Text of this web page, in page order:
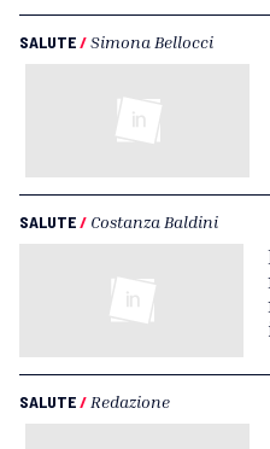
SALUTE/Simona Bellocci
SALUTE/ Costanza Baldini
SALUTE/ Redazione